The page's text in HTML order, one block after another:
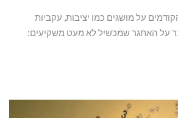
על מושגים כמו יציבות, עקביות
על האתגר שמכשיל לא מעט משקיעים: